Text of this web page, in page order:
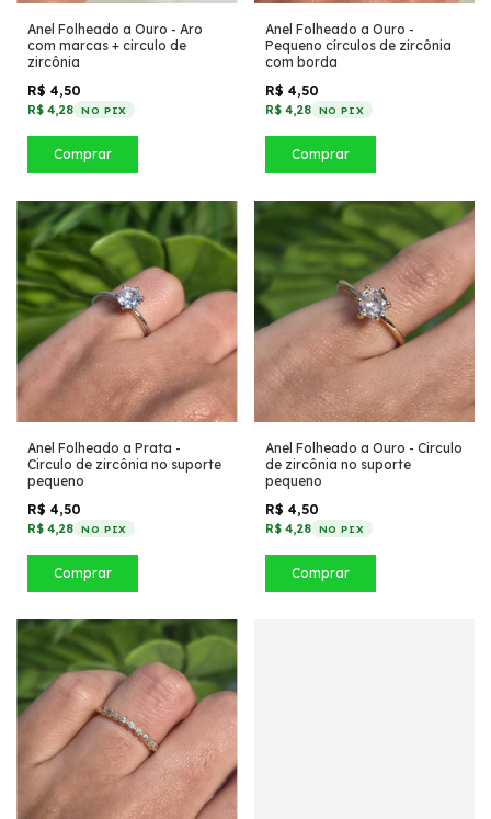
Anel Folheado a Ouro - Aro
com marcas + circulo de
zircônia
R$ 4,50
R$ 4,28 NO PIX
Comprar
Anel Folheado a Ouro -
Pequeno círculos de zircônia
com borda
R$ 4,50
R$ 4,28 NO PIX
Comprar
Anel Folheado a Prata -
Circulo de zircônia no suporte
pequeno
R$ 4,50
R$ 4,28 NO PIX
Comprar
Anel Folheado a Ouro - Circulo
de zircônia no suporte
pequeno
R$ 4,50
R$ 4,28 NO PIX
Comprar